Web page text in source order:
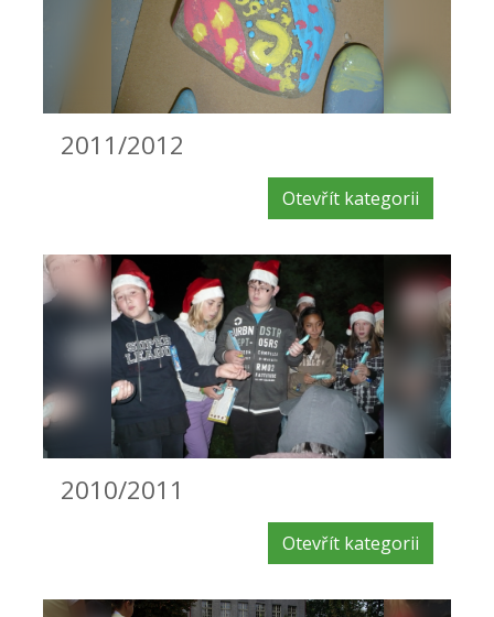
2011/2012
Otevřít kategorii
2010/2011
Otevřít kategorii